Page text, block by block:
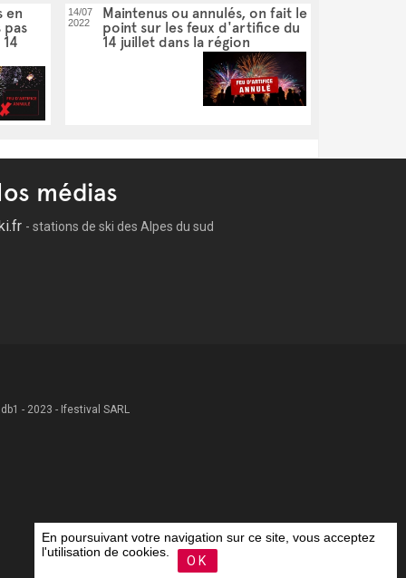
en
pas
14/07
2022
Maintenus ou annulés, on fait le
point sur les feux d'artifice du
14 juillet dans la région
médias
- stations de ski des Alpes du sud
- 2023 - Ifestival SARL
En poursuivant votre navigation sur ce site, vous acceptez
l'utilisation de cookies.
OK